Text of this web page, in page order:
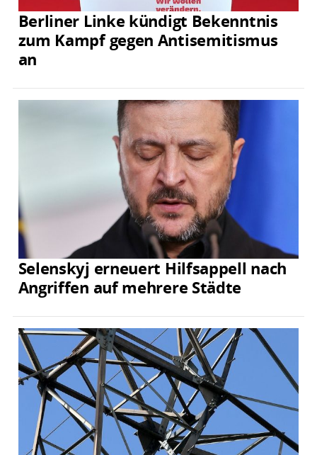
Berliner Linke kündigt Bekenntnis
zum Kampf gegen Antisemitismus
an
Selenskyj erneuert Hilfsappell nach
Angriffen auf mehrere Städte